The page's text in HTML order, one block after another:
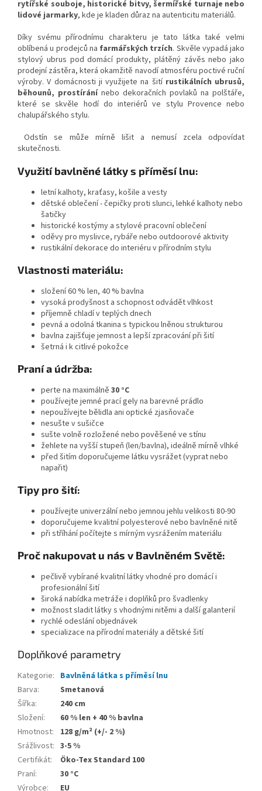
rytířské souboje, historické bitvy, šermířské turnaje nebo
lidové jarmarky, kde je kladen důraz na autenticitu materiálů.
Díky svému přírodnímu charakteru je tato látka také velmi
oblíbená u prodejců na farmářských trzích. Skvěle vypadá jako
stylový ubrus pod domácí produkty, plátěný závěs nebo jako
prodejní zástěra, která okamžitě navodí atmosféru poctivé ruční
výroby. V domácnosti ji využijete na šití rustikálních ubrusů,
běhounů, prostíránínebo dekoračních povlaků na polštáře,
které se skvěle hodí do interiérů ve stylu Provence nebo
chalupářského stylu.
Odstín se může mírně lišit a nemusí zcela odpovídat
skutečnosti.
Využití bavlněné látky s příměsí lnu:
letní kalhoty, kraťasy, košile a vesty
dětské oblečení - čepičky proti slunci, lehké kalhoty nebo
šatičky
historické kostýmy a stylové pracovní oblečení
oděvy pro myslivce, rybáře nebo outdoorové aktivity
rustikální dekorace do interiéru v přírodním stylu
Vlastnosti materiálu:
složení 60 % len, 40 % bavlna
vysoká prodyšnost a schopnost odvádět vlhkost
příjemně chladí v teplých dnech
pevná a odolná tkanina s typickou lněnou strukturou
bavlna zajišťuje jemnost a lepší zpracování při šití
šetrná i k citlivé pokožce
Praní a údržba:
perte na maximálně 30 °C
používejte jemné prací gely na barevné prádlo
nepoužívejte bělidla ani optické zjasňovače
nesušte v sušičce
sušte volně rozložené nebo pověšené ve stínu
žehlete na vyšší stupeň (len/bavlna), ideálně mírně vlhké
před šitím doporučujeme látku vysrážet (vyprat nebo
napařit)
Tipy pro šití:
používejte univerzální nebo jemnou jehlu velikosti 80-90
doporučujeme kvalitní polyesterové nebo bavlněné nitě
při stříhání počítejte s mírným vysrážením materiálu
Proč nakupovat u nás v Bavlněném Světě:
pečlivě vybírané kvalitní látky vhodné pro domácí i
profesionální šití
široká nabídka metráže i doplňků pro švadlenky
možnost sladit látky s vhodnými nitěmi a další galanterií
rychlé odeslání objednávek
specializace na přírodní materiály a dětské šití
Doplňkové parametry
Kategorie: Bavlněná látka s příměsí lnu
Barva:
Smetanová
Šířka:
240 cm
Složení:
60 % len + 40 % bavlna
Hmotnost:
128 g/m² (+/- 2 %)
Srážlivost: 3-5 %
Certifikát:
Öko-Tex Standard 100
Praní:
30 °C
Výrobce: EU